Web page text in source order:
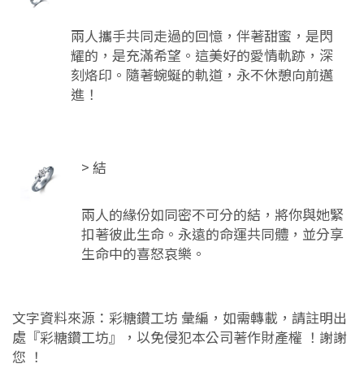
兩人攜手共同走過的回憶，伴著甜蜜，是閃
耀的，是充滿希望。這美好的愛情軌跡，深
刻烙印。隨著蜿蜒的軌道，永不休憩向前邁
進！
> 結
兩人的緣份如同密不可分的結，將你與她緊
扣著彼此生命。永遠的命運共同體，並分享
生命中的喜怒哀樂。
文字資料來源：彩糖鑽工坊 彙編，如需轉載，請註明出
處『彩糖鑽工坊』，以免侵犯本公司著作財產權 ！謝謝
您 ！